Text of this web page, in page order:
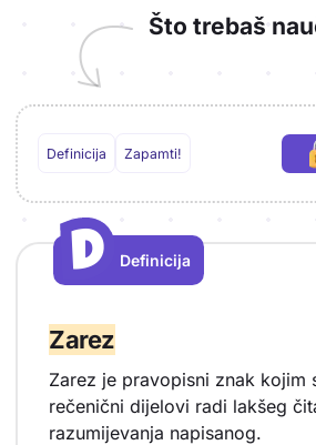
Što trebaš
Definicija Zapamti!
D
D
Definicija
Zarez
Zarez je pravopisni znak kojim
rečenični dijelovi radi lakšeg
razumijevanja napisanog.